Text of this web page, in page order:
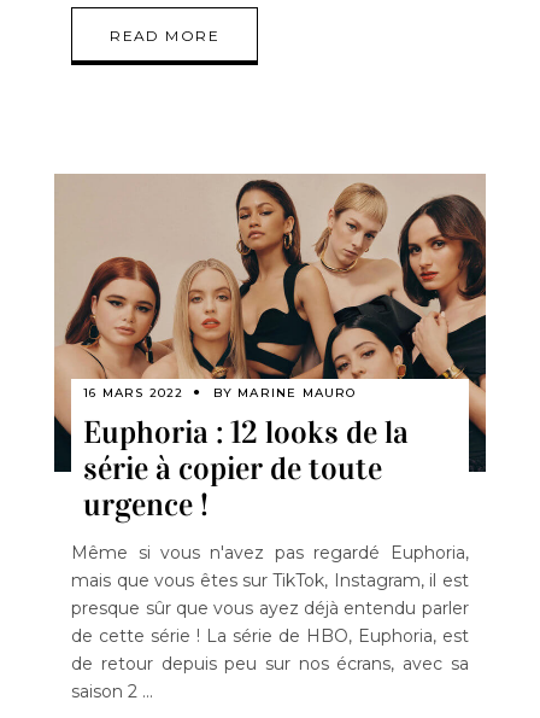
READ MORE
16 MARS 2022 BY MARINE MAURO
Euphoria : 12 looks de la
série à copier de toute
urgence !
Même si vous n'avez pas regardé Euphoria,
mais que vous êtes sur TikTok, Instagram, il est
presque sûr que vous ayez déjà entendu parler
de cette série ! La série de HBO, Euphoria, est
de retour depuis peu sur nos écrans, avec sa
saison 2